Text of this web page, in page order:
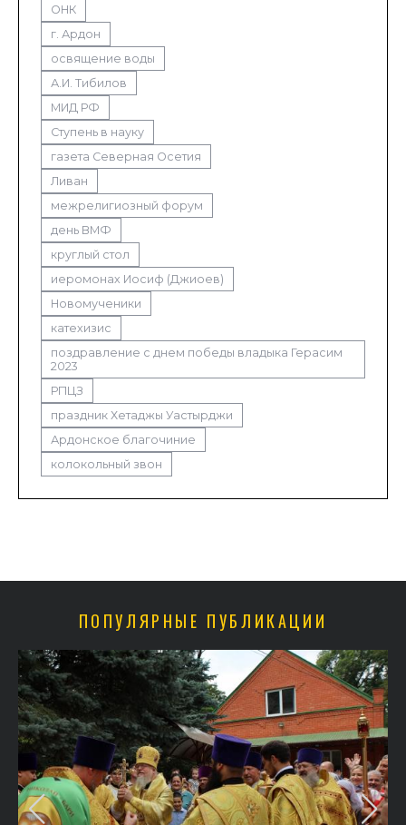
ОНК
г. Ардон
освящение воды
А.И. Тибилов
МИД РФ
Ступень в науку
газета Северная Осетия
Ливан
межрелигиозный форум
день ВМФ
круглый стол
иеромонах Иосиф (Джиоев)
Новомученики
катехизис
поздравление с днем победы владыка Герасим
2023
РПЦЗ
праздник Хетаджы Уастырджи
Ардонское благочиние
колокольный звон
ПОПУЛЯРНЫЕ ПУБЛИКАЦИИ